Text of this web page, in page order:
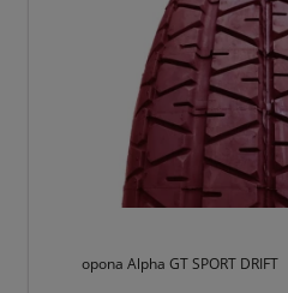
opona Alpha GT SPORT DRIFT